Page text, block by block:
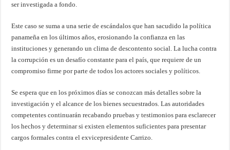
ser investigada a fondo.
Este caso se suma a una serie de escándalos que han sacudido la política
panameña en los últimos años, erosionando la confianza en las
instituciones y generando un clima de descontento social. La lucha contra
la corrupción es un desafío constante para el país, que requiere de un
compromiso firme por parte de todos los actores sociales y políticos.
Se espera que en los próximos días se conozcan más detalles sobre la
investigación y el alcance de los bienes secuestrados. Las autoridades
competentes continuarán recabando pruebas y testimonios para esclarecer
los hechos y determinar si existen elementos suficientes para presentar
cargos formales contra el exvicepresidente Carrizo.